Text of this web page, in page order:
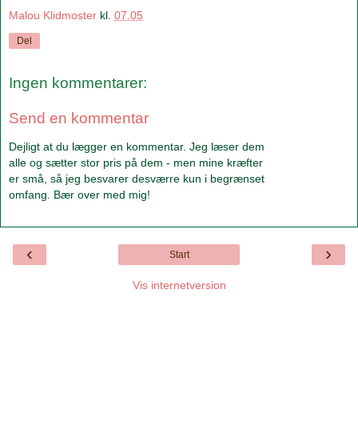
Malou Klidmoster kl. 07.05
Del
Ingen kommentarer:
Send en kommentar
Dejligt at du lægger en kommentar. Jeg læser dem
alle og sætter stor pris på dem - men mine kræfter
er små, så jeg besvarer desværre kun i begrænset
omfang. Bær over med mig!
‹ ›
Start
Vis internetversion